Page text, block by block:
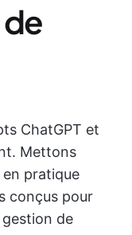
ChatGPT et
Mettons
pratique
conçus pour
de